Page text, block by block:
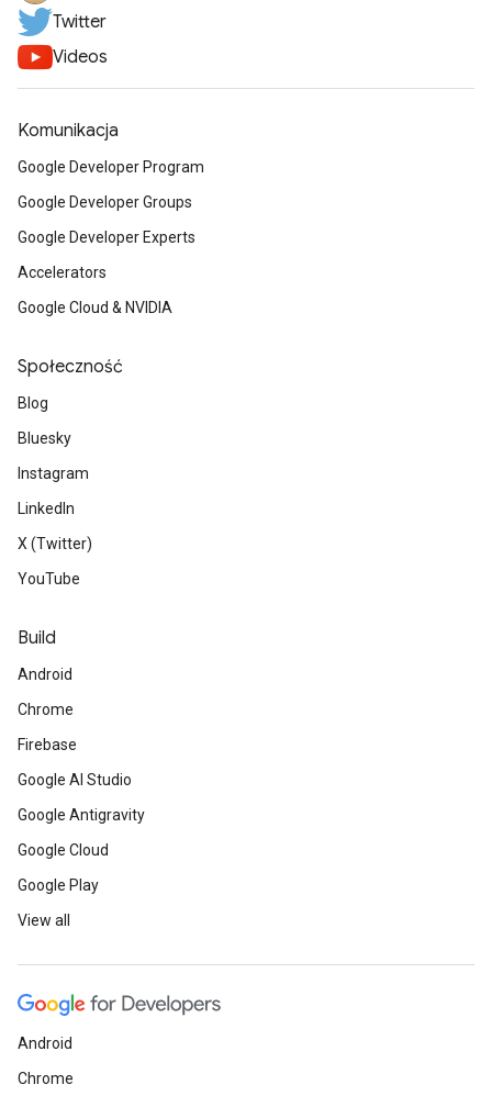
Twitter
Videos
Komunikacja
Google Developer Program
Google Developer Groups
Google Developer Experts
Accelerators
Google Cloud & NVIDIA
Społeczność
Blog
Bluesky
Instagram
LinkedIn
X (Twitter)
YouTube
Build
Android
Chrome
Firebase
Google AI Studio
Google Antigravity
Google Cloud
Google Play
View all
Android
Chrome